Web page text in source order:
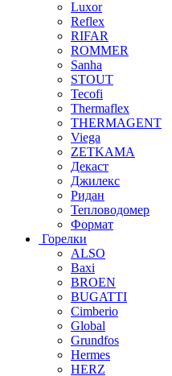
Luxor
Reflex
RIFAR
ROMMER
Sanha
STOUT
Tecofi
Thermaflex
THERMAGENT
Viega
ZETKAMA
Декаст
Джилекс
Ридан
Тепловодомер
Формат
Горелки
ALSO
Baxi
BROEN
BUGATTI
Cimberio
Global
Grundfos
Hermes
HERZ